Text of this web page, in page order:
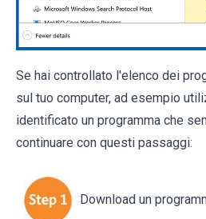
Se hai controllato l'elenco dei
sul tuo computer, ad esempio
identificato un programma che
continuare con questi passaggi:
Download un